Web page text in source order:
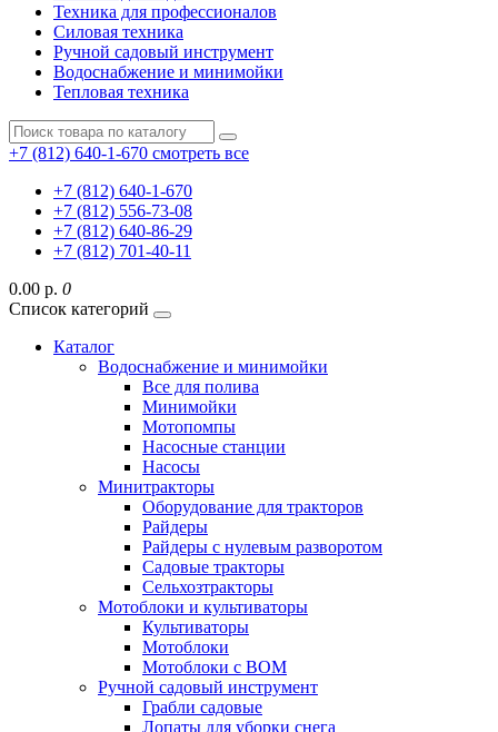
Техника для профессионалов
Силовая техника
Ручной садовый инструмент
Водоснабжение и минимойки
Тепловая техника
+7 (812) 640-1-670 смотреть все
+7 (812) 640-1-670
+7 (812) 556-73-08
+7 (812) 640-86-29
+7 (812) 701-40-11
0.00 р. 0
Список категорий
Каталог
Водоснабжение и минимойки
Все для полива
Минимойки
Мотопомпы
Насосные станции
Насосы
Минитракторы
Оборудование для тракторов
Райдеры
Райдеры с нулевым разворотом
Садовые тракторы
Сельхозтракторы
Мотоблоки и культиваторы
Культиваторы
Мотоблоки
Мотоблоки с ВОМ
Ручной садовый инструмент
Грабли садовые
Лопаты для уборки снега